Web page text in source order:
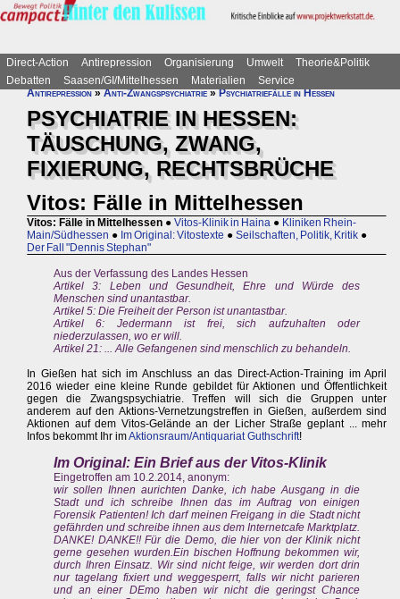
Direct-Action Antirepression Organisierung Umwelt
Theorie&Politik
Debatten
Saasen/GI/Mittelhessen Materialien
Service
Antirepression»Anti-Zwangspsychiatrie»Psychiatriefälle in Hessen
PSYCHIATRIE IN HESSEN:
TÄUSCHUNG, ZWANG,
FIXIERUNG, RECHTSBRÜCHE
Vitos: Fälle in Mittelhessen
Vitos: Fälle in Mittelhessen ● Vitos-Klinik in Haina ● Kliniken Rhein-
Main/Südhessen ● Im Original: Vitostexte ● Seilschaften, Politik, Kritik ●
Der Fall "Dennis Stephan"
Aus der Verfassung des Landes Hessen
Artikel 3: Leben und Gesundheit, Ehre und Würde des
Menschen sind unantastbar.
Artikel 5: Die Freiheit der Person ist unantastbar.
Artikel 6: Jedermann ist frei, sich aufzuhalten oder
niederzulassen, wo er will.
Artikel 21: ... Alle Gefangenen sind menschlich zu behandeln.
In Gießen hat sich im Anschluss an das Direct-Action-Training im April
2016 wieder eine kleine Runde gebildet für Aktionen und Öffentlichkeit
gegen die Zwangspsychiatrie. Treffen will sich die Gruppen unter
anderem auf den Aktions-Vernetzungstreffen in Gießen, außerdem sind
Aktionen auf dem Vitos-Gelände an der Licher Straße geplant ... mehr
Infos bekommt Ihr imAktionsraum/Antiquariat Guthschrift!
Im Original: Ein Brief aus der Vitos-Klinik
Eingetroffen am 10.2.2014, anonym:
wir sollen Ihnen aurichten Danke, ich habe Ausgang in die
Stadt und ich schreibe Ihnen das im Auftrag von einigen
Forensik Patienten! Ich darf meinen Freigang in die Stadt nicht
gefährden und schreibe ihnen aus dem Internetcafe Marktplatz.
DANKE! DANKE!! Für die Demo, die hier von der Klinik nicht
gerne gesehen wurden.Ein bischen Hoffnung bekommen wir,
durch Ihren Einsatz. Wir sind nicht feige, wir werden dort drin
nur tagelang fixiert und weggesperrt, falls wir nicht parieren
und an einer DEmo haben wir nicht die geringst Chance